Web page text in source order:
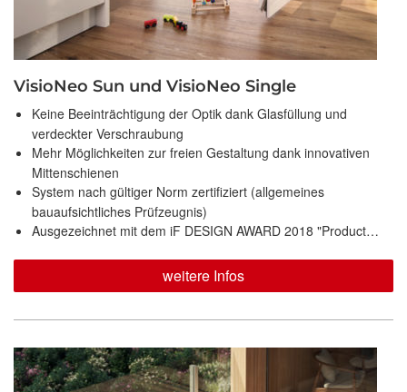
VisioNeo Sun und VisioNeo Single
Keine Beeinträchtigung der Optik dank Glasfüllung und
verdeckter Verschraubung
Mehr Möglichkeiten zur freien Gestaltung dank innovativen
Mittenschienen
System nach gültiger Norm zertifiziert (allgemeines
bauaufsichtliches Prüfzeugnis)
Ausgezeichnet mit dem iF DESIGN AWARD 2018 "Product…
weitere Infos